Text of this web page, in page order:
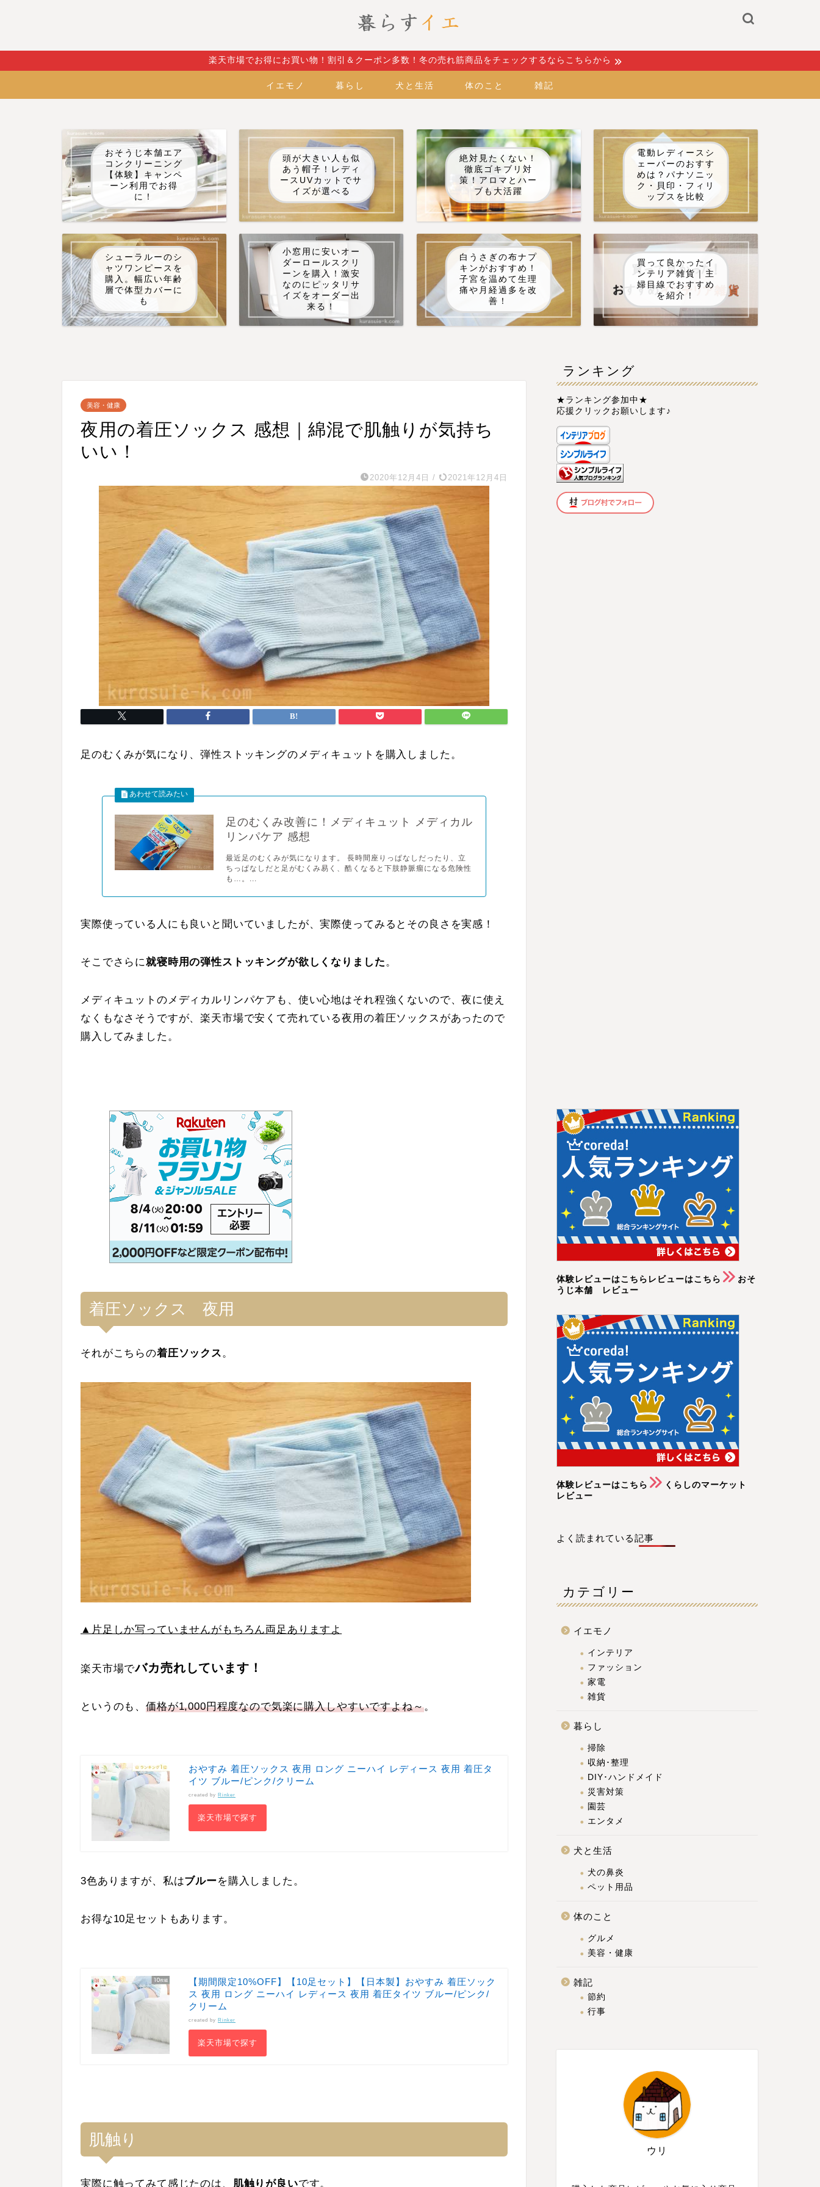
楽天市場でお得にお買い物！割引＆クーポン多数！冬の売れ筋商品をチェックするならこちらから
イエモノ 暮らし 犬と生活 体のこと 雑記
おそうじ本舗エア
コンクリーニング
【体験】キャンペ
ーン利用でお得
に！
頭が大きい人も似
あう帽子！レディ
ースUVカットでサ
イズが選べる
絶対見たくない！
徹底ゴキブリ対
策！アロマとハー
ブも大活躍
電動レディースシ
ェーバーのおすす
めは？パナソニッ
ク・貝印・フィリ
ップスを比較
シューラルーのシ
ャツワンピースを
購入。幅広い年齢
層で体型カバーに
も
小窓用に安いオー
ダーロールスクリ
ーンを購入！激安
なのにピッタリサ
イズをオーダー出
来る！
白うさぎの布ナプ
キンがおすすめ！
子宮を温めて生理
痛や月経過多を改
善！
買って良かったイ
ンテリア雑貨｜主
婦目線でおすすめ
を紹介！
美容・健康
夜用の着圧ソックス 感想｜綿混で肌触りが気持ち
いい！
2020年12月4日 / 2021年12月4日
足のむくみが気になり、弾性ストッキングのメディキュットを購入しました。
足のむくみ改善に！メディキュット メディカル
リンパケア 感想
最近足のむくみが気になります。 長時間座りっぱなしだったり、立
ちっぱなしだと足がむくみ易く、酷くなると下肢静脈瘤になる危険性
も…。...
実際使っている人にも良いと聞いていましたが、実際使ってみるとその良さを実感！
そこでさらに就寝時用の弾性ストッキングが欲しくなりました。
メディキュットのメディカルリンパケアも、使い心地はそれ程強くないので、夜に使え
なくもなさそうですが、楽天市場で安くて売れている夜用の着圧ソックスがあったので
購入してみました。
着圧ソックス 夜用
それがこちらの着圧ソックス。
▲片足しか写っていませんがもちろん両足ありますよ
楽天市場でバカ売れしています！
というのも、価格が1,000円程度なので気楽に購入しやすいですよね～。
おやすみ 着圧ソックス 夜用 ロング ニーハイ レディース 夜用 着圧タ
イツ ブルー/ピンク/クリーム
created by Rinker
楽天市場で探す
3色ありますが、私はブルーを購入しました。
お得な10足セットもあります。
【期間限定10%OFF】【10足セット】【日本製】おやすみ 着圧ソック
ス 夜用 ロング ニーハイ レディース 夜用 着圧タイツ ブルー/ピンク/
クリーム
created by Rinker
楽天市場で探す
肌触り
実際に触ってみて感じたのは、 肌触りが良いです。
ランキング
★ランキング参加中★
応援クリックお願いします♪
体験レビューはこちらレビューはこちら
おそ
うじ本舗 レビュー
体験レビューはこちら
くらしのマーケット
レビュー
よく読まれている記事
カテゴリー
イエモノ
インテリア
ファッション
家電
雑貨
暮らし
掃除
収納･整理
DIY･ハンドメイド
災害対策
園芸
エンタメ
犬と生活
犬の鼻炎
ペット用品
体のこと
グルメ
美容・健康
雑記
節約
行事
ウリ